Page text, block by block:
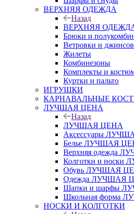
ВЕРХНЯЯ ОДЕЖДА
Назад
ВЕРХНЯЯ
Брюки и
Ветровки и
Жилеты
Комбинезоны
Комплекты и
Куртки и пальто
ИГРУШКИ
КАРНАВАЛЬНЫЕ
ЛУЧШАЯ ЦЕНА
Назад
ЛУЧШАЯ ЦЕНА
Аксессуары
Белье ЛУЧШАЯ
Верхняя одежда
Колготки и
Обувь ЛУЧШАЯ
Одежда ЛУЧШАЯ
Шапки и шарфы
Школьная форма
НОСКИ И КОЛГОТКИ